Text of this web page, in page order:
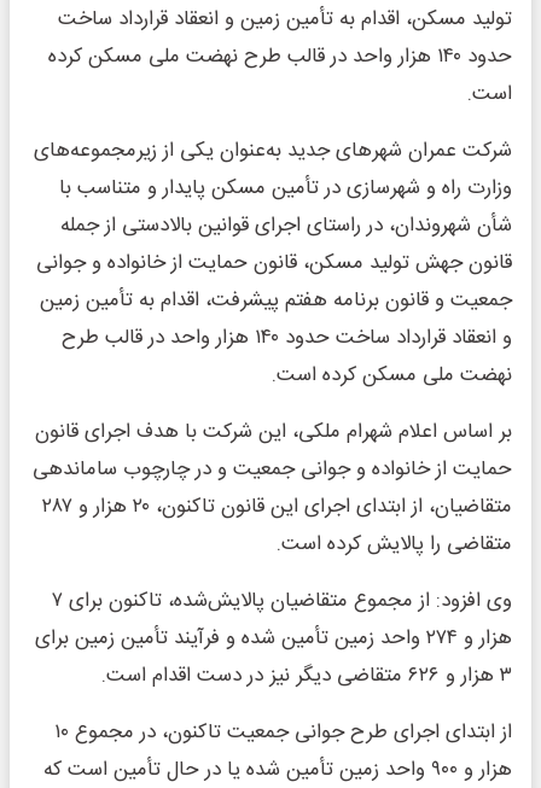
تولید مسکن، اقدام به تأمین زمین و انعقاد قرارداد ساخت
حدود ۱۴۰ هزار واحد در قالب طرح نهضت ملی مسکن کرده
است.
شرکت عمران شهرهای جدید به‌عنوان یکی از زیرمجموعه‌های
وزارت راه و شهرسازی در تأمین مسکن پایدار و متناسب با
شأن شهروندان، در راستای اجرای قوانین بالادستی از جمله
قانون جهش تولید مسکن، قانون حمایت از خانواده و جوانی
جمعیت و قانون برنامه هفتم پیشرفت، اقدام به تأمین زمین
و انعقاد قرارداد ساخت حدود ۱۴۰ هزار واحد در قالب طرح
نهضت ملی مسکن کرده است.
بر اساس اعلام شهرام ملکی، این شرکت با هدف اجرای قانون
حمایت از خانواده و جوانی جمعیت و در چارچوب ساماندهی
متقاضیان، از ابتدای اجرای این قانون تاکنون، ۲۰ هزار و ۲۸۷
متقاضی را پالایش کرده است.
وی افزود: از مجموع متقاضیان پالایش‌شده، تاکنون برای ۷
هزار و ۲۷۴ واحد زمین تأمین شده و فرآیند تأمین زمین برای
۳ هزار و ۶۲۶ متقاضی دیگر نیز در دست اقدام است.
از ابتدای اجرای طرح جوانی جمعیت تاکنون، در مجموع ۱۰
هزار و ۹۰۰ واحد زمین تأمین شده یا در حال تأمین است که